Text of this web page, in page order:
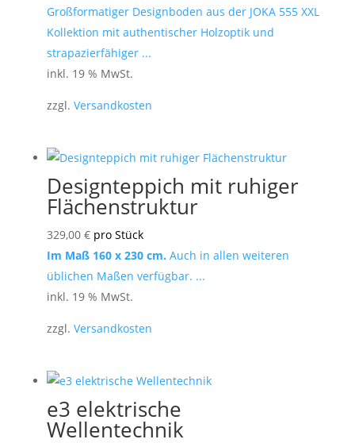
Großformatiger Designboden aus der JOKA 555 XXL
Kollektion mit authentischer Holzoptik und
strapazierfähiger ...
inkl. 19 % MwSt.
zzgl. Versandkosten
Designteppich mit ruhiger
Flächenstruktur
329,00 € pro Stück
Im Maß 160 x 230 cm. Auch in allen weiteren
üblichen Maßen verfügbar. ...
inkl. 19 % MwSt.
zzgl. Versandkosten
e3 elektrische
Wellentechnik